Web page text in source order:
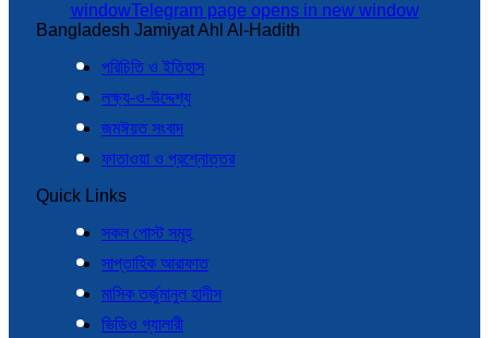
windowTelegram page opens in new window
Bangladesh Jamiyat Ahl Al-Hadith
পরিচিতি ও ইতিহাস
লক্ষ্য-ও-উদ্দেশ্য
জমঈয়ত সংবাদ
ফাতাওয়া ও প্রশ্নোত্তর
Quick Links
সকল পোস্ট সমূহ
সাপ্তাহিক আরাফাত
মাসিক তর্জুমানুল হাদীস
ভিডিও গ্যালারী